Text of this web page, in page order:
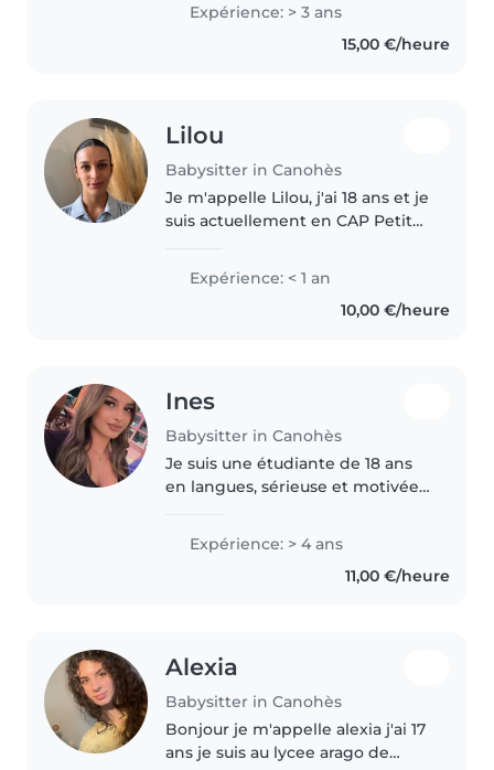
l'écoute.
Expérience: > 3 ans
15,00 €/heure
Lilou
Babysitter in Canohès
Je m'appelle Lilou, j'ai 18 ans et je
suis actuellement en CAP Petite
avec les enfants, j'ai déjà eu
l'occasion de réaliser des stages
Expérience: < 1 an
10,00 €/heure
Ines
Babysitter in Canohès
Je suis une étudiante de 18 ans
en langues, sérieuse et motivée.
développé très tôt le sens des
responsabilités et une grande
patience. J'ai également..
Expérience: > 4 ans
11,00 €/heure
Alexia
Babysitter in Canohès
Bonjour je m'appelle alexia j'ai 17
ans je suis au lycee arago de